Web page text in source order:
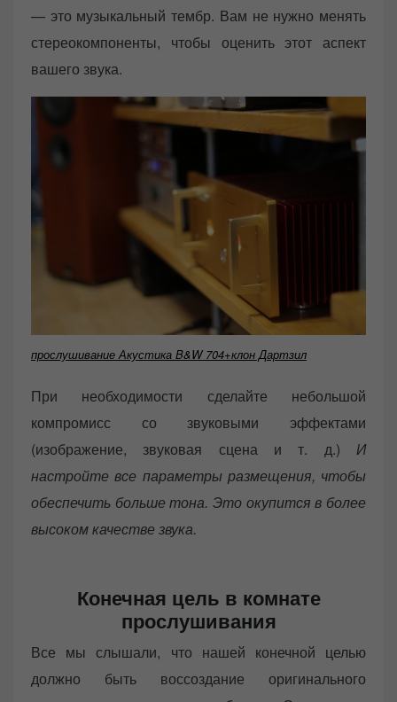
— это музыкальный тембр. Вам не нужно менять
стереокомпоненты, чтобы оценить этот аспект
вашего звука.
прослушивание Акустика B&W 704+клон Дартзил
При необходимости сделайте небольшой
компромисс со звуковыми эффектами
(изображение, звуковая сцена и т. д.) И
настройте все параметры размещения, чтобы
обеспечить больше тона. Это окупится в более
высоком качестве звука.
Конечная цель в комнате
прослушивания
Все мы слышали, что нашей конечной целью
должно быть воссоздание оригинального